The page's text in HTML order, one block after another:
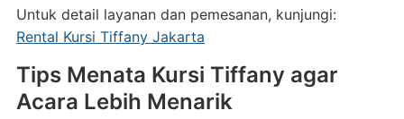
Untuk detail layanan dan pemesanan, kunjungi:
Rental Kursi Tiffany Jakarta
Tips Menata Kursi Tiffany agar
Acara Lebih Menarik